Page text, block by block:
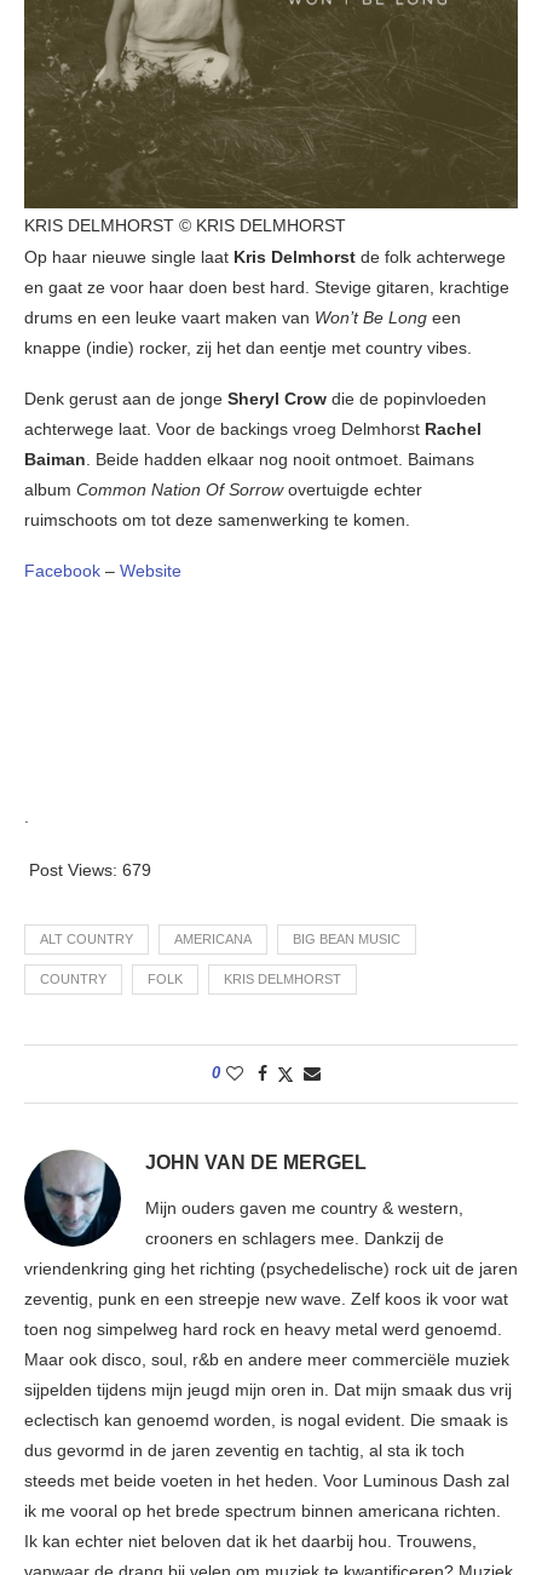
KRIS DELMHORST © KRIS DELMHORST
Op haar nieuwe single laat Kris Delmhorst de folk achterwege
en gaat ze voor haar doen best hard. Stevige gitaren, krachtige
drums en een leuke vaart maken van Won’t Be Long een
knappe (indie) rocker, zij het dan eentje met country vibes.
Denk gerust aan de jonge Sheryl Crow die de popinvloeden
achterwege laat. Voor de backings vroeg Delmhorst Rachel
Baiman . Beide hadden elkaar nog nooit ontmoet. Baimans
album Common Nation Of Sorrowovertuigde echter
ruimschoots om tot deze samenwerking te komen.
Facebook – Website
Post Views: 679
ALT COUNTRY AMERICANA BIG BEAN MUSIC
COUNTRY FOLK KRIS DELMHORST
0
JOHN VAN DE MERGEL
Mijn ouders gaven me country & western,
crooners en schlagers mee. Dankzij de
vriendenkring ging het richting (psychedelische) rock uit de jaren
zeventig, punk en een streepje new wave. Zelf koos ik voor wat
toen nog simpelweg hard rock en heavy metal werd genoemd.
Maar ook disco, soul, r&b en andere meer commerciële muziek
sijpelden tijdens mijn jeugd mijn oren in. Dat mijn smaak dus vrij
eclectisch kan genoemd worden, is nogal evident. Die smaak is
dus gevormd in de jaren zeventig en tachtig, al sta ik toch
steeds met beide voeten in het heden. Voor Luminous Dash zal
ik me vooral op het brede spectrum binnen americana richten.
Ik kan echter niet beloven dat ik het daarbij hou. Trouwens,